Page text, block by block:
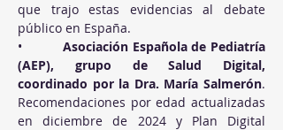
que trajo estas evidencias al debate
público en España.
• Asociación Española de Pediatría
(AEP), grupo de Salud Digital,
coordinado por la Dra. María Salmerón.
Recomendaciones por edad actualizadas
en diciembre de 2024 y Plan Digital